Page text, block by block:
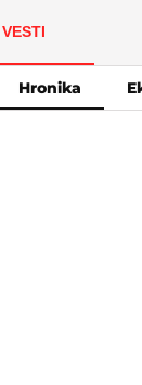
VESTI
Hronika